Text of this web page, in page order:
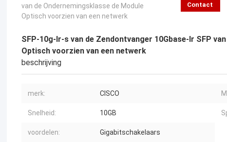
van de Ondernemingsklasse de Module
Optisch voorzien van een netwerk
Contact
SFP-10g-lr-s van de Zendontvanger 10Gbase-lr SFP
Optisch voorzien van een netwerk
beschrijving
merk: CISCO
Snelheid: 10GB
voordelen: Gigabitschakelaars